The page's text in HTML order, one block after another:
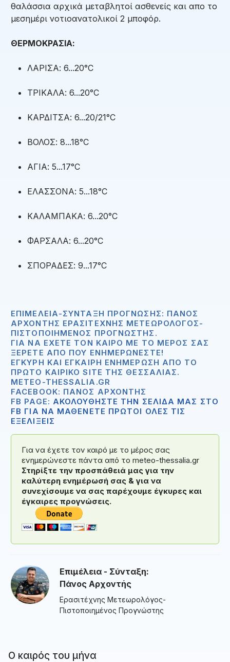
θαλάσσια αρχικά μεταβλητοί ασθενείς και απο το
μεσημέρι νοτιοανατολικοί 2 μποφόρ.
ΘΕΡΜΟΚΡΑΣΙΑ:
ΛΑΡΙΣΑ: 6...20°C
ΤΡΙΚΑΛΑ: 6...20°C
ΚΑΡΔΙΤΣΑ: 6...20/21°C
ΒΟΛΟΣ: 8...18°C
ΑΓΙΑ: 5...17°C
ΕΛΑΣΣΟΝΑ: 5...18°C
ΚΑΛΑΜΠΑΚΑ: 6...20°C
ΦΑΡΣΑΛΑ: 6...20°C
ΣΠΟΡΑΔΕΣ: 9...17°C
ΕΠΙΜΈΛΕΙΑ-ΣΎΝΤΑΞΗ ΠΡΌΓΝΩΣΗΣ: ΠΆΝΟΣ
ΑΡΧΟΝΤΉΣ ΕΡΑΣΙΤΈΧΝΗΣ ΜΕΤΕΩΡΟΛΌΓΟΣ-
ΠΙΣΤΟΠΟΙΗΜΈΝΟΣ ΠΡΟΓΝΏΣΤΗΣ.
ΓΙΑ ΝΑ ΈΧΕΤΕ ΤΟΝ ΚΑΙΡΌ ΜΕ ΤΟ ΜΈΡΟΣ ΣΑΣ
ΞΈΡΕΤΕ ΑΠΟ ΠΟΥ ΕΝΗΜΕΡΏΝΕΣΤΕ!
ΈΓΚΥΡΗ ΚΑΙ ΈΓΚΑΙΡΗ ΕΝΗΜΈΡΩΣΗ ΑΠΟ ΤΟ
ΠΡΏΤΟ ΚΑΙΡΙΚΌ SITE ΤΗΣ ΘΕΣΣΑΛΊΑΣ.
METEO-THESSALIA.GR
FACEBOOK: ΠΆΝΟΣ ΑΡΧΟΝΤΉΣ
FB PAGE: ΑΚΟΛΟΥΘΗΣΤΕ ΤΗΝ ΣΕΛΙΔΑ ΜΑΣ ΣΤΟ
FB ΓΙΑ ΝΑ ΜΑΘΕΝΕΤΕ ΠΡΩΤΟΙ ΟΛΕΣ ΤΙΣ
ΕΞΕΛΙΞΕΙΣ
Για να έχετε τον καιρό με το μέρος σας
ενημερώνεστε πάντα από το meteo-thessalia.gr
Στηρίξτε την προσπάθειά μας για την
καλύτερη ενημέρωσή σας & για να
συνεχίσουμε να σας παρέχουμε έγκυρες και
έγκαιρες προγνώσεις.
Επιμέλεια - Σύνταξη:
Πάνος Αρχοντής
Ερασιτέχνης Μετεωρολόγος-
Πιστοποιημένος Προγνώστης
Ο καιρός του μήνα